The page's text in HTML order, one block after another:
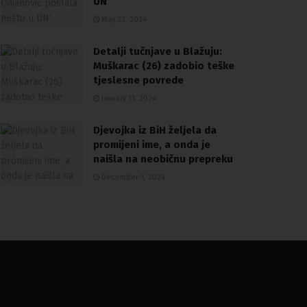
Detalji tučnjave u Blažuju:
Muškarac (26) zadobio teške
tjeslesne povrede
Djevojka iz BiH željela da
promijeni ime, a onda je
naišla na neobičnu prepreku